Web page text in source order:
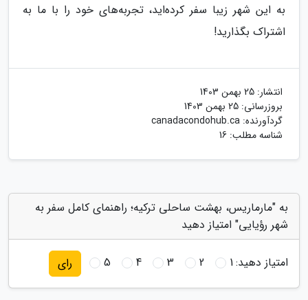
به این شهر زیبا سفر کرده‌اید، تجربه‌های خود را با ما به
اشتراک بگذارید!
انتشار: 25 بهمن 1403
بروزرسانی: 25 بهمن 1403
گردآورنده: canadacondohub.ca
شناسه مطلب: 16
به "مارماریس، بهشت ساحلی ترکیه؛ راهنمای کامل سفر به
شهر رؤیایی" امتیاز دهید
امتیاز دهید:1
2
3
4
5 رای